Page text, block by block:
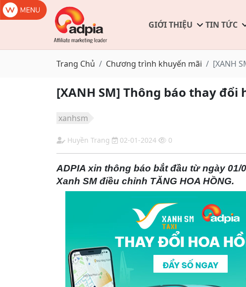
GIỚI THIỆU TIN TỨC
Trang Chủ Chương trình khuyến mãi [XANH
[XANH SM] Thông báo thay đổi
xanhsm
Huyền Trang 02-01-2024 0
ADPIA xin thông báo bắt đầu từ ngày
Xanh SM điều chỉnh TĂNG HOA HỒNG.